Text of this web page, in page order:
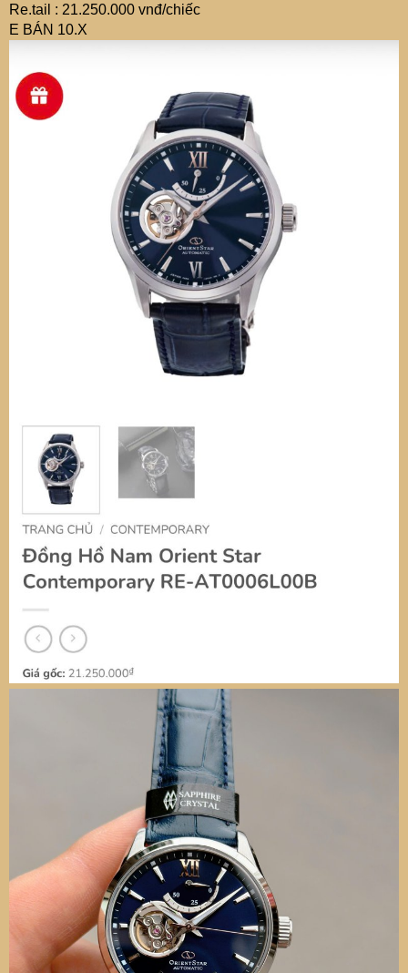
Re.tail : 21.250.000 vnđ/chiếc
E BÁN 10.X